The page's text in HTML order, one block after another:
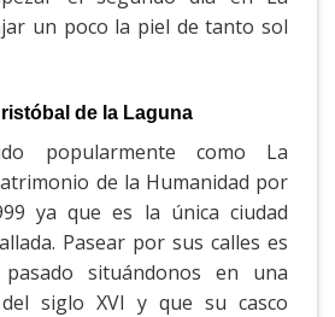
un poco la piel de tanto sol
de la Laguna
popularmente como La
de la Humanidad por
ya que es la única ciudad
Pasear por sus calles es
situándonos en una
del siglo XVI y que su casco